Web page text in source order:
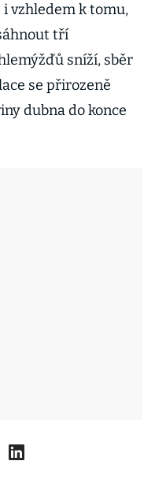
vzhledem k tomu,
tří
sníží, sběr
se přirozeně
dubna do konce